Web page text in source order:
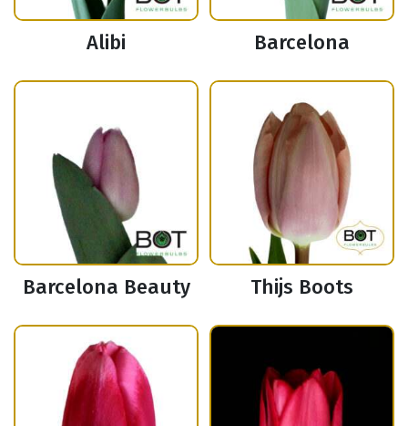
Alibi Barcelona
Barcelona Beauty Thijs Boots